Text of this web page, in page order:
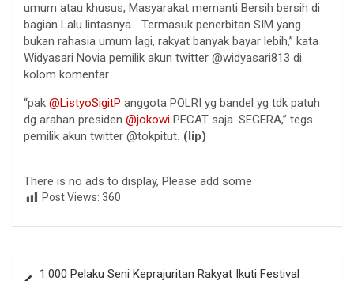
umum atau khusus, Masyarakat memanti Bersih bersih di
bagian Lalu lintasnya… Termasuk penerbitan SIM yang
bukan rahasia umum lagi, rakyat banyak bayar lebih,” kata
Widyasari Novia pemilik akun twitter @widyasari813 di
kolom komentar.
“pak @ListyoSigitP anggota POLRI yg bandel yg tdk patuh
dg arahan presiden @jokowi PECAT saja. SEGERA,” tegs
pemilik akun twitter @tokpitut. (lip)
There is no ads to display, Please add some
Post Views: 360
1.000 Pelaku Seni Keprajuritan Rakyat Ikuti Festival